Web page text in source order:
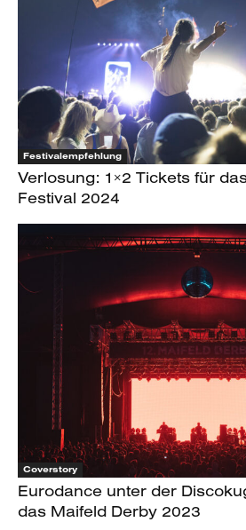
Festivalempfehlung
Verlosung: 1×2 Tickets für
Festival 2024
Coverstory
Eurodance unter der
das Maifeld Derby 2023